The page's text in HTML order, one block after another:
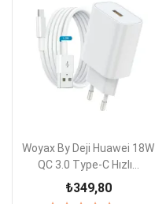
Woyax By Deji Huawei 18W
QC 3.0 Type-C Hızlı...
₺349,80